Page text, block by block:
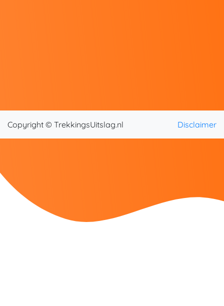
Copyright © TrekkingsUitslag.nl Disclaimer